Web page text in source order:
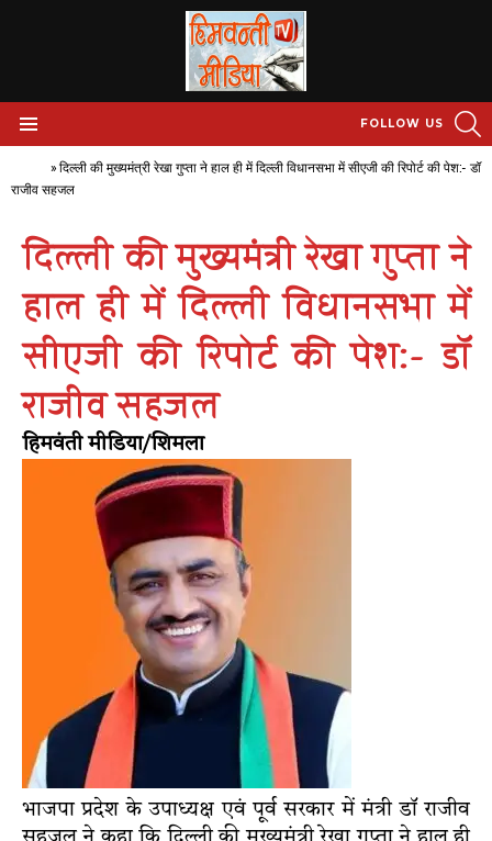
FOLLOW US
» दिल्ली की मुख्यमंत्री रेखा गुप्ता ने हाल ही में दिल्ली विधानसभा में सीएजी की रिपोर्ट की पेश:- डॉ
राजीव सहजल
दिल्ली की मुख्यमंत्री रेखा गुप्ता ने
हाल ही में दिल्ली विधानसभा में
सीएजी की रिपोर्ट की पेश:- डॉ
राजीव सहजल
हिमवंती मीडिया/शिमला
भाजपा प्रदेश के उपाध्यक्ष एवं पूर्व सरकार में मंत्री डॉ राजीव